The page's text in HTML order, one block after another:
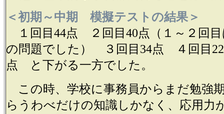
＜初期～中期 模擬テストの結果＞
１回目44点 ２回目40点（１～２回目
の問題でした） ３回目34点 ４回目
点 と下がる一方でした。
この時、学校に事務員からまだ勉強
らうわべだけの知識しかなく、応用力